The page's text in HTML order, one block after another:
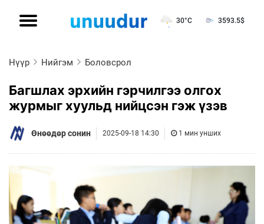
30°C 3593.5$
Нүүр Нийгэм Боловсрол
Багшлах эрхийн гэрчилгээ олгох
журмыг хуульд нийцсэн гэж үзэв
Өнөөдөр сонин 2025-09-18 14:30 1 мин унших